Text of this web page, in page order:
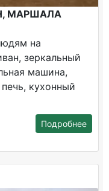
МАРШАЛА
на
зеркальный
машина,
кухонный
Подробнее